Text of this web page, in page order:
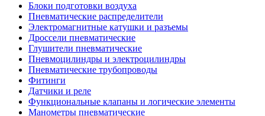
Блоки подготовки воздуха
Пневматические распределители
Электромагнитные катушки и разъемы
Дроссели пневматические
Глушители пневматические
Пневмоцилиндры и электроцилиндры
Пневматические трубопроводы
Фитинги
Датчики и реле
Функциональные клапаны и логические элементы
Манометры пневматические